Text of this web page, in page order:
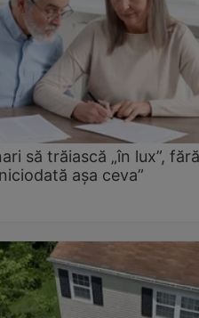
să trăiască „în lux”, fără
așa ceva”